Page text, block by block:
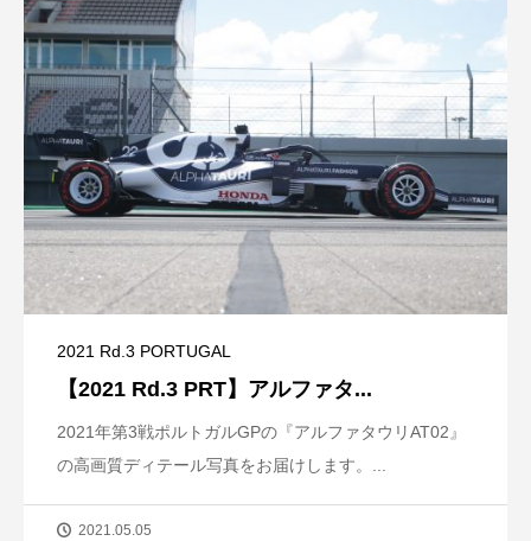
2021 Rd.3 PORTUGAL
【2021 Rd.3 PRT】アルファタ...
2021年第3戦ポルトガルGPの『アルファタウリAT02』
の高画質ディテール写真をお届けします。...
2021.05.05